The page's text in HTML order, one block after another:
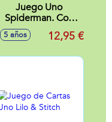
Juego Uno
Spiderman. Con
tematica especial.
5 años 12,95 €